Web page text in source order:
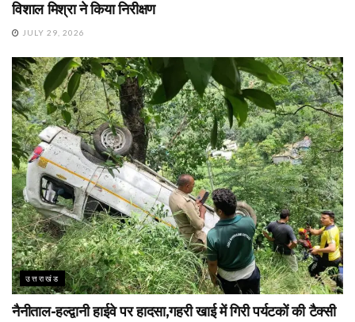
विशाल मिश्रा ने किया निरीक्षण
JULY 29, 2026
उत्तराखंड
नैनीताल-हल्द्वानी हाईवे पर हादसा,गहरी खाई में गिरी पर्यटकों की टैक्सी